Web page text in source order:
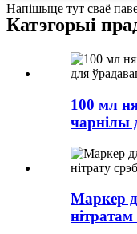
Напішыце тут сваё
Катэгорыі
100 мл
чарнілы
Маркер
нітратам